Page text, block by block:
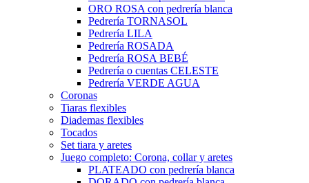
ORO ROSA con pedrería blanca
Pedrería TORNASOL
Pedrería LILA
Pedrería ROSADA
Pedrería ROSA BEBÉ
Pedrería o cuentas CELESTE
Pedrería VERDE AGUA
Coronas
Tiaras flexibles
Diademas flexibles
Tocados
Set tiara y aretes
Juego completo: Corona, collar y aretes
PLATEADO con pedrería blanca